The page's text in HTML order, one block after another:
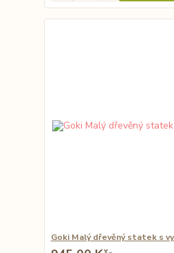
Goki Malý dřevěný statek s